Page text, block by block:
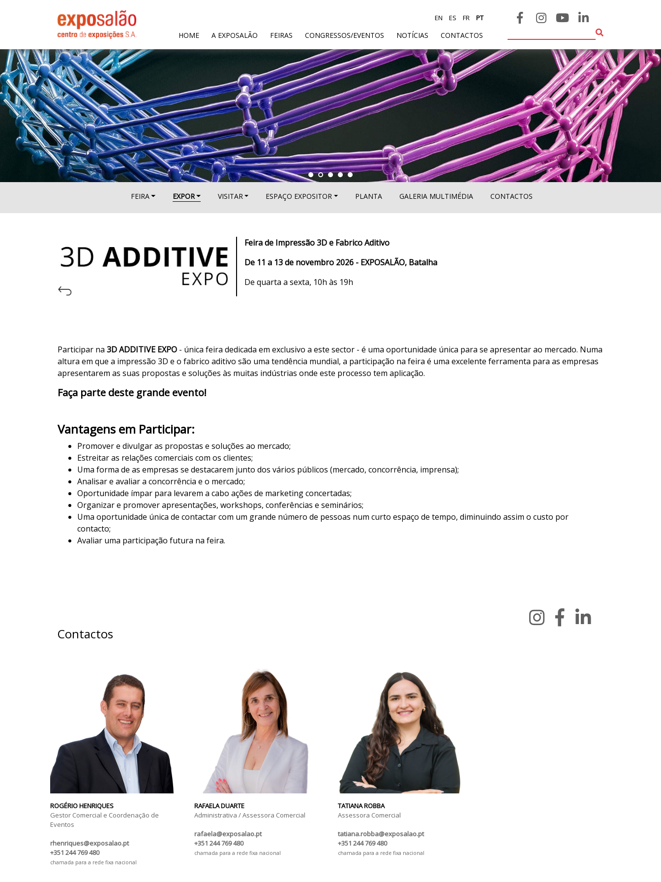
HOME(CURRENT)
A EXPOSALÃO FEIRAS CONGRESSOS/EVENTOS NOTÍCIAS CONTACTOS
EN ES FR PT
FEIRA EXPOR VISITAR ESPAÇO EXPOSITOR PLANTA GALERIA MULTIMÉDIA CONTACTOS
Feira de Impressão 3D e Fabrico Aditivo
De 11 a 13 de novembro 2026 - EXPOSALÃO, Batalha
De quarta a sexta, 10h às 19h
Participar na 3D ADDITIVE EXPO - única feira dedicada em exclusivo a este sector - é uma oportunidade única para se apresentar ao mercado. Numa
altura em que a impressão 3D e o fabrico aditivo são uma tendência mundial, a participação na feira é uma excelente ferramenta para as empresas
apresentarem as suas propostas e soluções às muitas indústrias onde este processo tem aplicação.
Faça parte deste grande evento!
Vantagens em Participar:
Promover e divulgar as propostas e soluções ao mercado;
Estreitar as relações comerciais com os clientes;
Uma forma de as empresas se destacarem junto dos vários públicos (mercado, concorrência, imprensa);
Analisar e avaliar a concorrência e o mercado;
Oportunidade ímpar para levarem a cabo ações de marketing concertadas;
Organizar e promover apresentações, workshops, conferências e seminários;
Uma oportunidade única de contactar com um grande número de pessoas num curto espaço de tempo, diminuindo assim o custo por
contacto;
Avaliar uma participação futura na feira.
Contactos
ROGÉRIO HENRIQUES
Gestor Comercial e Coordenação de
Eventos
rhenriques@exposalao.pt
+351 244 769 480
chamada para a rede fixa nacional
RAFAELA DUARTE
Administrativa / Assessora Comercial
rafaela@exposalao.pt
+351 244 769 480
chamada para a rede fixa nacional
TATIANA ROBBA
Assessora Comercial
tatiana.robba@exposalao.pt
+351 244 769 480
chamada para a rede fixa nacional